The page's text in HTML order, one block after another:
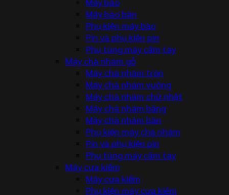
Máy bào bàn
Phụ kiện máy bào
Pin và phụ kiện pin
Phụ tùng máy cầm tay
Máy chà nhám gỗ
Máy chà nhám tròn
Máy chà nhám vuông
Máy chà nhám chữ nhật
Máy chà nhám băng
Máy chà nhám bàn
Phụ kiện máy chà nhám
Pin và phụ kiện pin
Phụ tùng máy cầm tay
Máy cưa kiếm
Máy cưa kiếm
Phụ kiện máy cưa kiếm